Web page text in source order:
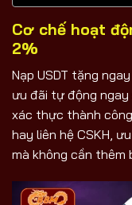
Cơ chế hoạt
2%
Nạp USDT tặng
ưu đãi tự động
xác thực thành
hay liên hệ CSKH,
mà không cần thêm